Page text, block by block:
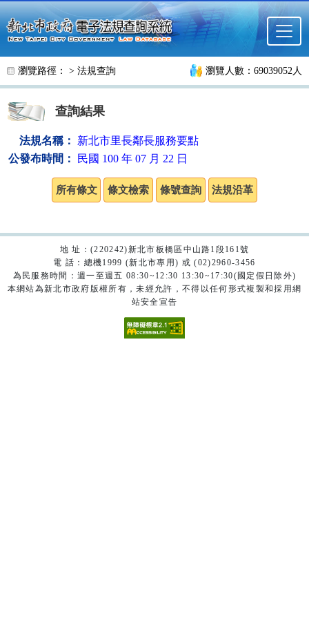
跳至主要內容
瀏覽路徑： > 法規查詢 瀏覽人數：69039052人
查詢結果
法規名稱：
新北市里長鄰長服務要點
公發布時間：
民國 100 年 07 月 22 日
地 址：(220242)新北市板橋區中山路1段161號
電 話：總機1999 (新北市專用) 或 (02)2960-3456
為民服務時間：週一至週五 08:30~12:30 13:30~17:30(國定假日除外)
本網站為新北市政府版權所有，未經允許，不得以任何形式複製和採用網
站安全宣告